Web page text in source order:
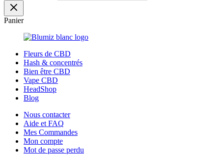
Panier
Fleurs de CBD
Hash & concentrés
Bien être CBD
Vape CBD
HeadShop
Blog
Nous contacter
Aide et FAQ
Mes Commandes
Mon compte
Mot de passe perdu